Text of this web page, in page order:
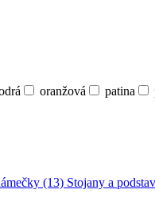
oranžová patina
(13) Stojany a